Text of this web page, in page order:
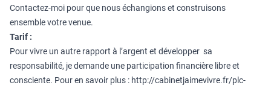
Contactez-moi pour que nous échangions et construisons
ensemble votre venue.
Tarif :
Pour vivre un autre rapport à l’argent et développer sa
responsabilité, je demande une participation financière libre et
consciente. Pour en savoir plus : http://cabinetjaimevivre.fr/plc-